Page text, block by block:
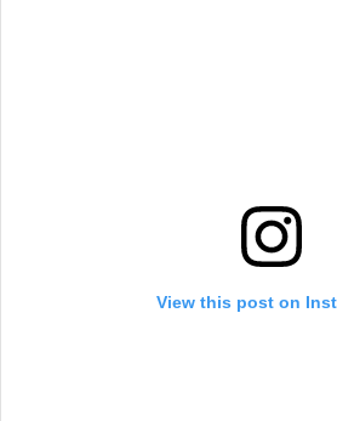
View this post on